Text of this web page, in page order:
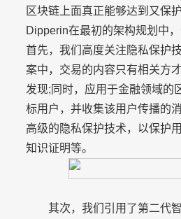
区块链上面真正能够达到又保
Dipperin在最初的架构规划中
首先，我们高度关注隐私保护
案中，交易的内容只有相关方
发现;同时，应用于金融领域的
标用户，并收集该用户传播的
高级的隐私保护技术，以保护
知识证明等。
其次，我们引用了第二代